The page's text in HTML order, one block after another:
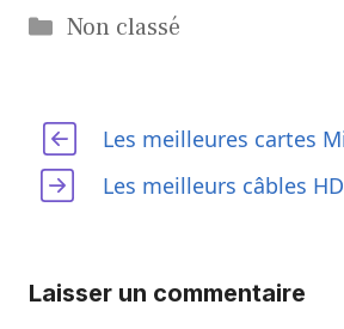
Catégories
Non classé
Les meilleures cartes
Les meilleurs câbles
Laisser un commentaire